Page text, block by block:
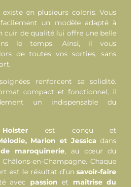
en plusieurs coloris. Vous
un modèle adapté à
cuir de qualité lui offre une belle
le temps. Ainsi, il vous
de toutes vos sorties, sans
renforcent sa solidité.
compact et fonctionnel, il
un indispensable du
est conçu et
Marion et Jessica dans
maroquinerie, au cœur du
en-Champagne. Chaque
est le résultat d’unsavoir-faire
avec passion et maîtrise du